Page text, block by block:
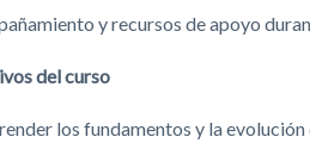
y recursos de apoyo
del curso
los fundamentos y la